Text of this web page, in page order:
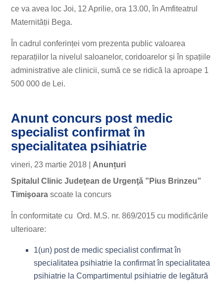
ce va avea loc Joi, 12 Aprilie, ora 13.00, în Amfiteatrul
Maternității Bega.
În cadrul conferinței vom prezenta public valoarea
reparațiilor la nivelul saloanelor, coridoarelor și în spațiile
administrative ale clinicii, sumă ce se ridică la aproape 1
500 000 de Lei.
Anunt concurs post medic
specialist confirmat în
specialitatea psihiatrie
vineri, 23 martie 2018
Anunțuri
Spitalul Clinic Judeţean de Urgenţă ”Pius Brinzeu”
Timişoarascoate la concurs
În conformitate cu Ord. M.S. nr. 869/2015 cu modificările
ulterioare:
1(un) post de medic specialist confirmat în
specialitatea psihiatrie la confirmat în specialitatea
psihiatrie la Compartimentul psihiatrie de legătură